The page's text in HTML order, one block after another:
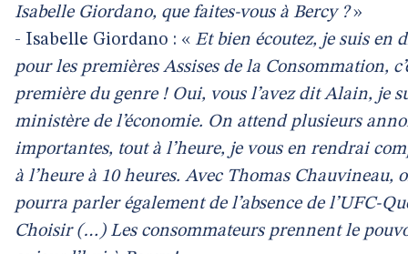
Isabelle Giordano, que faites-vous à Bercy ?»
- Isabelle Giordano : « Et bien écoutez, je suis en
pour les premières Assises de la Consommation,
première du genre ! Oui, vous l’avez dit Alain, je
ministère de l’économie. On attend plusieurs
importantes, tout à l’heure, je vous en rendrai
à l’heure à 10 heures. Avec Thomas Chauvineau,
pourra parler également de l’absence de l’UFC-
Choisir (…) Les consommateurs prennent le